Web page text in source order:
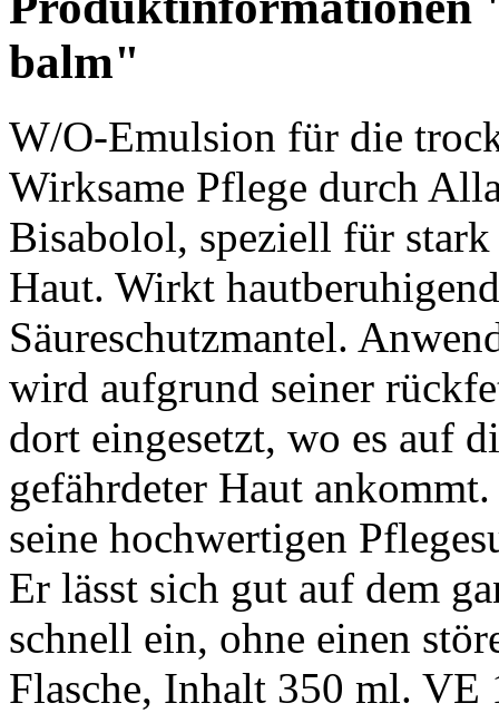
balm"
W/O-Emulsion für die
Wirksame Pflege durch
Bisabolol, speziell für
Haut. Wirkt
Säureschutzmantel.
wird aufgrund seiner
dort eingesetzt, wo es auf
gefährdeter Haut
seine hochwertigen
Er lässt sich gut auf dem
schnell ein, ohne einen
Flasche, Inhalt 350 ml. VE